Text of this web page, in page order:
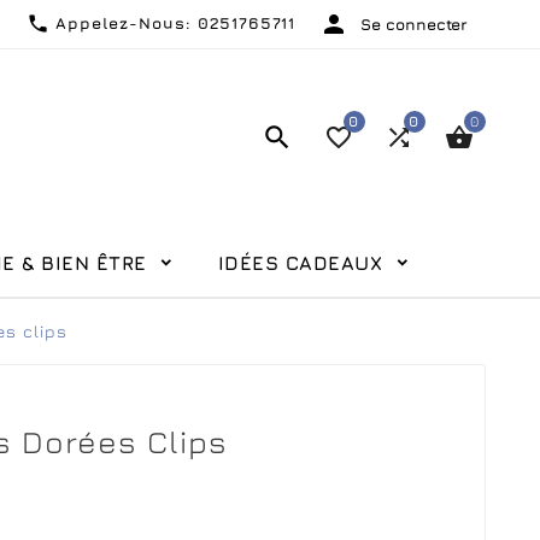
 Appelez-Nous: 0251765711  Se connecter
 
0

0

0
& BIEN ÊTRE IDÉES CADEAUX
clips
Dorées Clips